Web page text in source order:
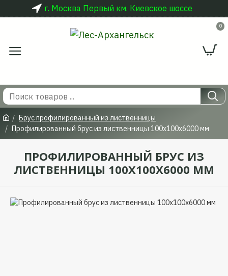
г. Москва Первый км. Киевское шоссе
0
Брус профилированный из лиственницы
Профилированный брус из лиственницы 100x100x6000 мм
ПРОФИЛИРОВАННЫЙ БРУС ИЗ
ЛИСТВЕННИЦЫ 100X100X6000 ММ